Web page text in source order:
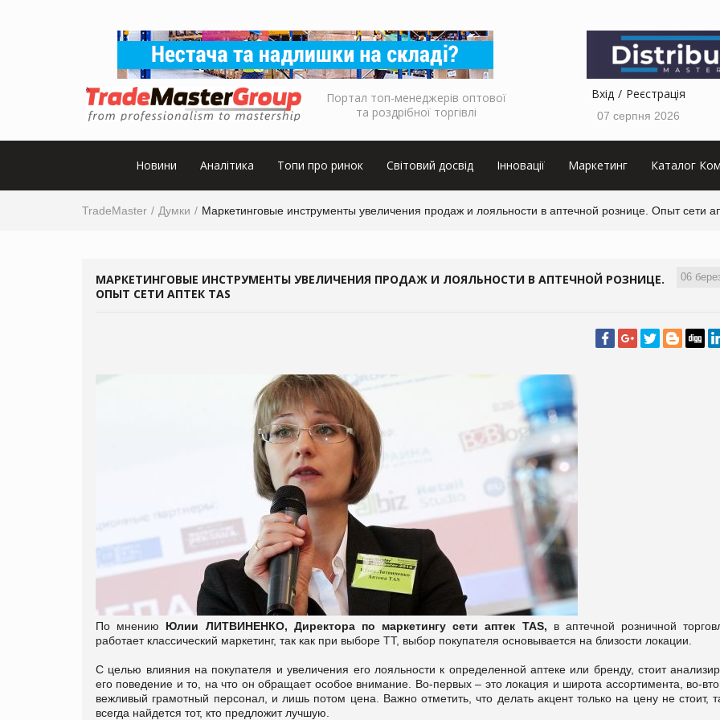
Портал топ-менеджерів оптової
та роздрібної торгівлі
Вхід Реєстрація
07 серпня 2026
Новини Аналітика Топи про ринок Світовий досвід Інновації Маркетинг Каталог
TradeMaster Думки Маркетинговые инструменты увеличения продаж и лояльности в аптечной рознице. Опыт сети
06
МАРКЕТИНГОВЫЕ ИНСТРУМЕНТЫ УВЕЛИЧЕНИЯ ПРОДАЖ И ЛОЯЛЬНОСТИ В АПТЕЧНОЙ РОЗНИЦЕ.
ОПЫТ СЕТИ АПТЕК TAS
По мнению Юлии ЛИТВИНЕНКО, Директора по маркетингу сети аптек TAS, в аптечной розничной
работает классический маркетинг, так как при выборе ТТ, выбор покупателя основывается на близости локации.
С целью влияния на покупателя и увеличения его лояльности к определенной аптеке или бренду, стоит
его поведение и то, на что он обращает особое внимание. Во-первых – это локация и широта ассортимента, во-
вежливый грамотный персонал, и лишь потом цена. Важно отметить, что делать акцент только на цену не стоит,
всегда найдется тот, кто предложит лучшую.